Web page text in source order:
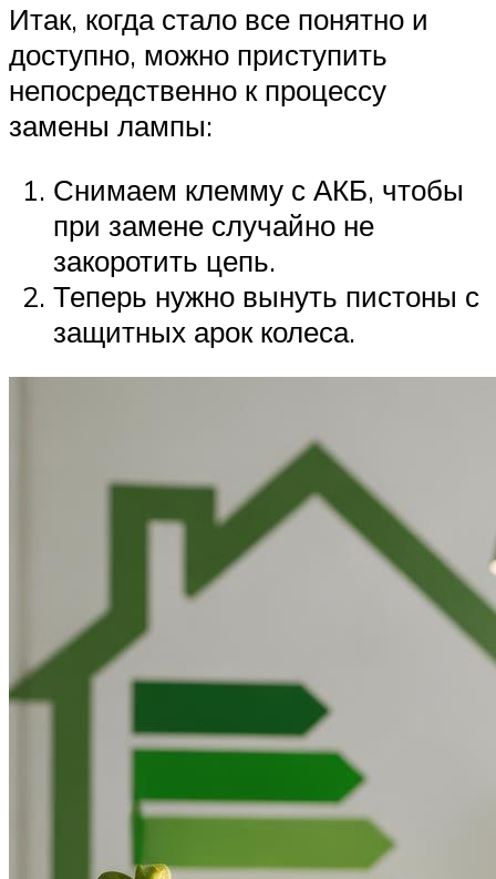
Итак, когда стало все понятно и
доступно, можно приступить
непосредственно к процессу
замены лампы:
Снимаем клемму с АКБ, чтобы
при замене случайно не
закоротить цепь.
Теперь нужно вынуть пистоны с
защитных арок колеса.